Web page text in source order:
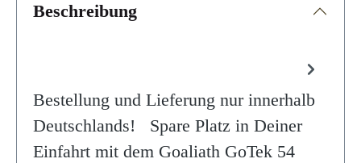
Beschreibung
Bestellung und Lieferung nur innerhalb
Deutschlands! Spare Platz in Deiner
Einfahrt mit dem Goaliath GoTek 54